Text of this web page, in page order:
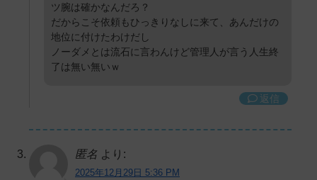
ツ腕は確かなんだろ？
だからこそ依頼もひっきりなしに来て、あんだけの
地位に付けたわけだし
ノーダメとは流石に言わんけど管理人が言う人生終
了は無い無いｗ
返信
匿名 より:
2025年12月29日 5:36 PM